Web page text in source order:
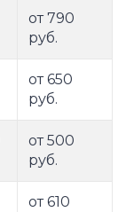
от 790
руб.
от 650
руб.
от 500
руб.
от 610